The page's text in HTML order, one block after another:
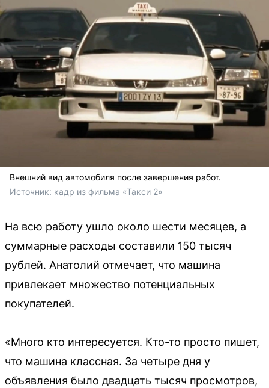
Внешний вид автомобиля после завершения работ.
Источник: кадр из фильма «Такси 2»
На всю работу ушло около шести месяцев, а
суммарные расходы составили 150 тысяч
рублей. Анатолий отмечает, что машина
привлекает множество потенциальных
покупателей.
«Много кто интересуется. Кто-то просто пишет,
что машина классная. За четыре дня у
объявления было двадцать тысяч просмотров,